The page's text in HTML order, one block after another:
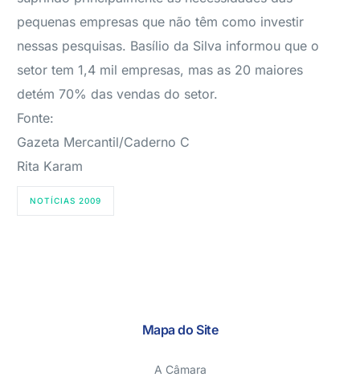
pequenas empresas que não têm como investir
nessas pesquisas. Basílio da Silva informou que o
setor tem 1,4 mil empresas, mas as 20 maiores
detém 70% das vendas do setor.
Fonte:
Gazeta Mercantil/Caderno C
Rita Karam
NOTÍCIAS 2009
Mapa do Site
A Câmara